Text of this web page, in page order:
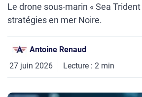
Le drone sous-marin « Sea
stratégies en mer Noire.
Antoine Renaud
27 juin 2026
Lecture : 2 min